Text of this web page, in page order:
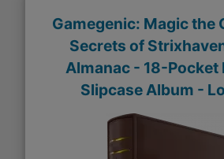
Gamegenic: Magic the
Secrets of
Almanac - 18-Pocket
Slipcase Album -